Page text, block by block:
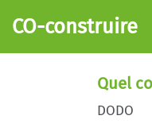
Aller au contenu
CO-construire
Quel
DODO